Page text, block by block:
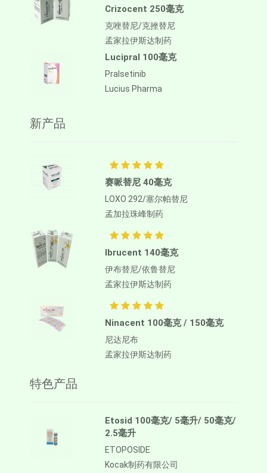
Crizocent 250毫克
克唑替尼/克挫替尼
孟家拉伊斯达制药
Lucipral 100毫克
Pralsetinib
Lucius Pharma
新产品
赛哌替尼 40毫克
LOXO 292/塞尔帕替尼
孟加拉珠峰制药
Ibrucent 140毫克
伊布替尼/依鲁替尼
孟家拉伊斯达制药
Ninacent 100毫克 / 150毫克
尼达尼布
孟家拉伊斯达制药
特色产品
Etosid 100毫克/ 5毫升/ 50毫克/
2.5毫升
ETOPOSIDE
Kocak制药有限公司